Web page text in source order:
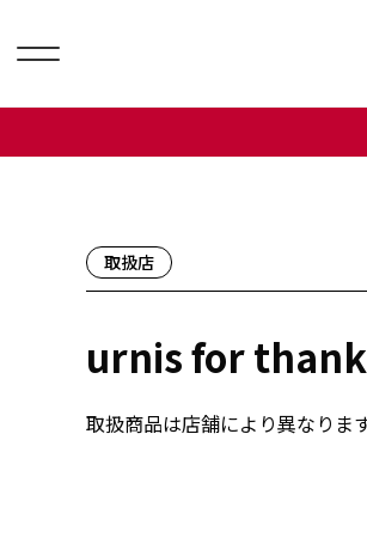
取扱店
urnis for
取扱商品は店舗により異なりま